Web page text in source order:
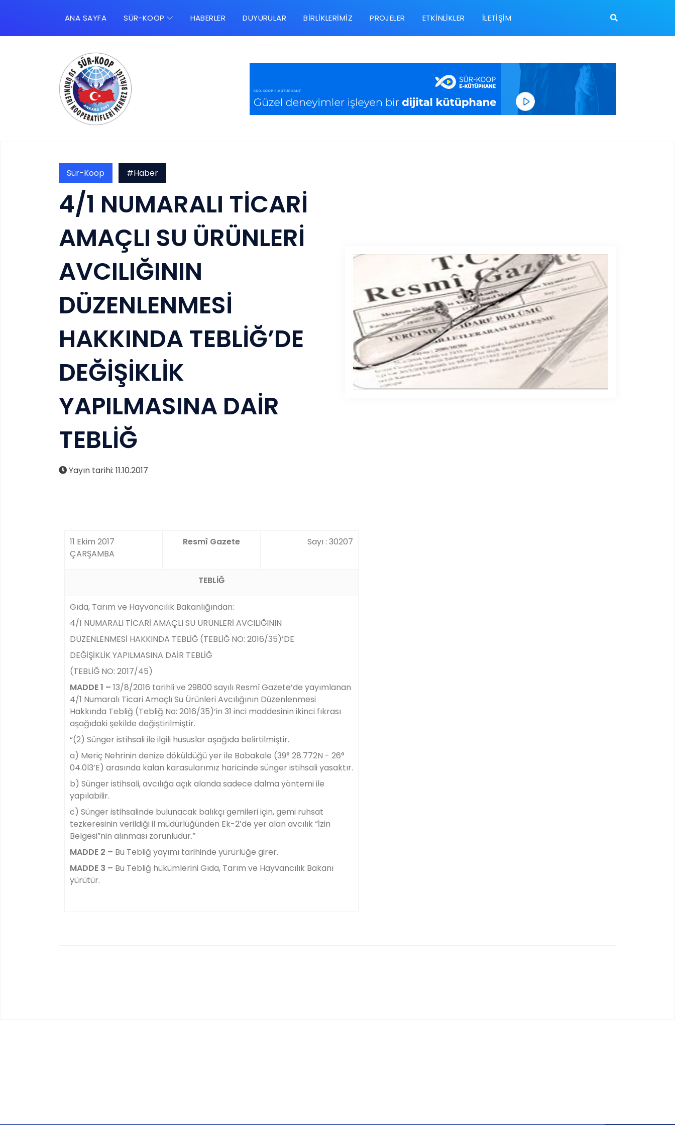
ANA SAYFA SÜR-KOOP HABERLER DUYURULAR BIRLIKLERIMIZ PROJELER ETKINLIKLER İLETIŞIM
Sür-Koop #Haber
4/1 NUMARALI TİCARİ
AMAÇLI SU ÜRÜNLERİ
AVCILIĞININ
DÜZENLENMESİ
HAKKINDA TEBLİĞ’DE
DEĞİŞİKLİK
YAPILMASINA DAİR
TEBLİĞ
Yayın tarihi: 11.10.2017
11 Ekim 2017
ÇARŞAMBA
Resmî Gazete Sayı : 30207
TEBLİĞ
Gıda, Tarım ve Hayvancılık Bakanlığından:
4/1 NUMARALI TİCARİ AMAÇLI SU ÜRÜNLERİ AVCILIĞININ
DÜZENLENMESİ HAKKINDA TEBLİĞ (TEBLİĞ NO: 2016/35)’DE
DEĞİŞİKLİK YAPILMASINA DAİR TEBLİĞ
(TEBLİĞ NO: 2017/45)
MADDE 1 – 13/8/2016 tarihli ve 29800 sayılı Resmî Gazete’de yayımlanan
4/1 Numaralı Ticari Amaçlı Su Ürünleri Avcılığının Düzenlenmesi
Hakkında Tebliğ (Tebliğ No: 2016/35)’in 31 inci maddesinin ikinci fıkrası
aşağıdaki şekilde değiştirilmiştir.
“(2) Sünger istihsali ile ilgili hususlar aşağıda belirtilmiştir.
a) Meriç Nehrinin denize döküldüğü yer ile Babakale (39° 28.772N - 26°
04.0l3’E) arasında kalan karasularımız haricinde sünger istihsali yasaktır.
b) Sünger istihsali, avcılığa açık alanda sadece dalma yöntemi ile
yapılabilir.
c) Sünger istihsalinde bulunacak balıkçı gemileri için, gemi ruhsat
tezkeresinin verildiği il müdürlüğünden Ek-2’de yer alan avcılık “İzin
Belgesi”nin alınması zorunludur.”
MADDE 2 – Bu Tebliğ yayımı tarihinde yürürlüğe girer.
MADDE 3 – Bu Tebliğ hükümlerini Gıda, Tarım ve Hayvancılık Bakanı
yürütür.